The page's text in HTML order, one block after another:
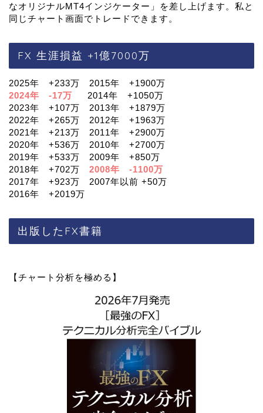
なオリジナルMT4インジケーター」を差し上げます。私と
同じチャート画面でトレードできます。
FX 生涯損益 +1億7000万
2025年 +233万 2015年 +1900万
2024年 -17万
2014年 +1050万
2023年 +107万 2013年 +1879万
2022年 +265万 2012年 +1963万
2021年 +213万 2011年 +2900万
2020年 +536万 2010年 +2700万
2019年 +533万 2009年 +850万
2018年 +702万 2008年 -1100万
2017年 +923万 2007年以前 +50万
2016年 +2019万
出版したFX書籍
【チャート分析を極める】